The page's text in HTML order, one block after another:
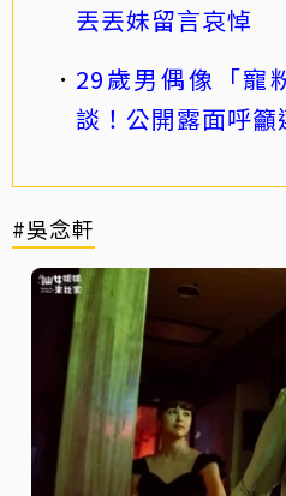
丟丟妹留言哀悼
29歲男偶像「寵
談！公開露面呼籲
#吳念軒